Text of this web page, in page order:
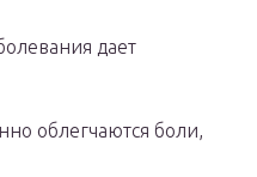
дает
облегчаются боли,